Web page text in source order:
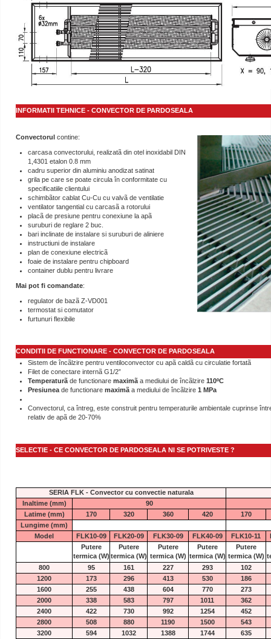
INFORMATII TEHNICE - CONVECTOR DE PARDOSEALA
Convectorul contine:
carcasa convectorului, realizatã din otel inoxidabil DIN
1,4301 etalon 0.8 mm
cadru superior din aluminiu anodizat satinat
grila pe care se poate circula în conformitate cu
specificatiile clientului
schimbãtor cablat Cu-Cu cu valvã de ventilatie
ventilator tangential cu carcasã a rotorului
placã de presiune pentru conexiune la apã
suruburi de reglare 2 buc.
bari inclinate de instalare si suruburi de aliniere
instructiuni de instalare
plan de conexiune electricã
foaie de instalare pentru chipboard
container dublu pentru livrare
Mai pot fi comandate:
regulator de bazã Z-VD001
termostat si comutator
furtunuri flexibile
CONDITII DE FUNCTIONARE - CONVECTOR DE PARDOSEALA
Sistem de încãlzire pentru ventiloconvector cu apã caldã cu circulatie fortatã
Filet de conectare internã G1/2”
Temperaturã de functionare maximã a mediului de încãlzire 110ºC
Presiunea de functionare maximã a mediului de încãlzire 1 MPa
Convectorul, ca întreg, este construit pentru temperaturile ambientale cuprinse
relativ de apã de 20-70%
SELECTIE - CE CONVECTOR DE PARDOSEALA NI SE POTRIVESTE ?
SERIA FLK - Convector cu convectie naturala
Inaltime (mm)
90
Latime (mm)
170 320 360 420
170
Lungime (mm)
Model
FLK10-09 FLK20-09 FLK30-09 FLK40-09 FLK10-11
Putere
termica(W)
Putere
termica(W)
Putere
termica(W)
Putere
termica(W)
Putere
termica(W)
800
95 161 227 293
102
1200
173 296 413 530
186
1600
255 438 604 770
273
2000
338 583 797 1011
362
2400
422 730 992 1254
452
2800
508 880 1190 1500
543
3200
594 1032 1388 1744 635